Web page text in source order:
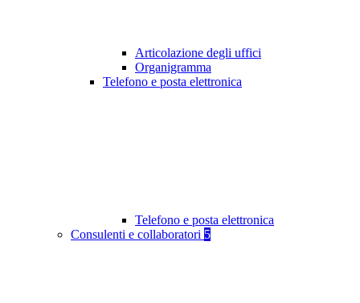
Articolazione degli uffici
Organigramma
Telefono e posta elettronica
Telefono e posta elettronica
Consulenti e collaboratori 5